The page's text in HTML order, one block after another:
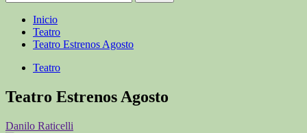
Inicio
Teatro
Teatro Estrenos Agosto
Teatro
Teatro Estrenos Agosto
Danilo Raticelli